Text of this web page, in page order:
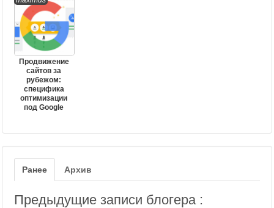
Продвижение
сайтов за
рубежом:
специфика
оптимизации
под Google
Ранее Архив
Предыдущие записи блогера :